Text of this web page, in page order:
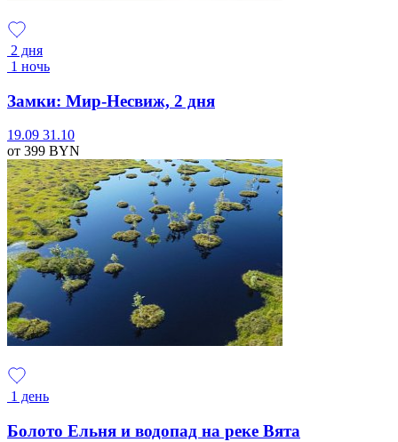
2 дня
1 ночь
Замки: Мир-Несвиж, 2 дня
19.09 31.10
от 399 BYN
1 день
Болото Ельня и водопад на реке Вята